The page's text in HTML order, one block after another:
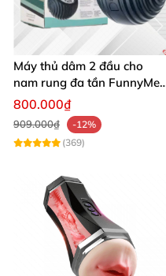
Máy thủ dâm 2 đầu cho
nam rung đa tần FunnyMee
Ngụy trang bóng Pokemon
800.000₫
909.000₫
-12%
(369)